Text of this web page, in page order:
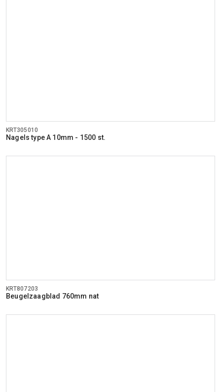
KRT305010
Nagels type A 10mm - 1500 st.
KRT807203
Beugelzaagblad 760mm nat